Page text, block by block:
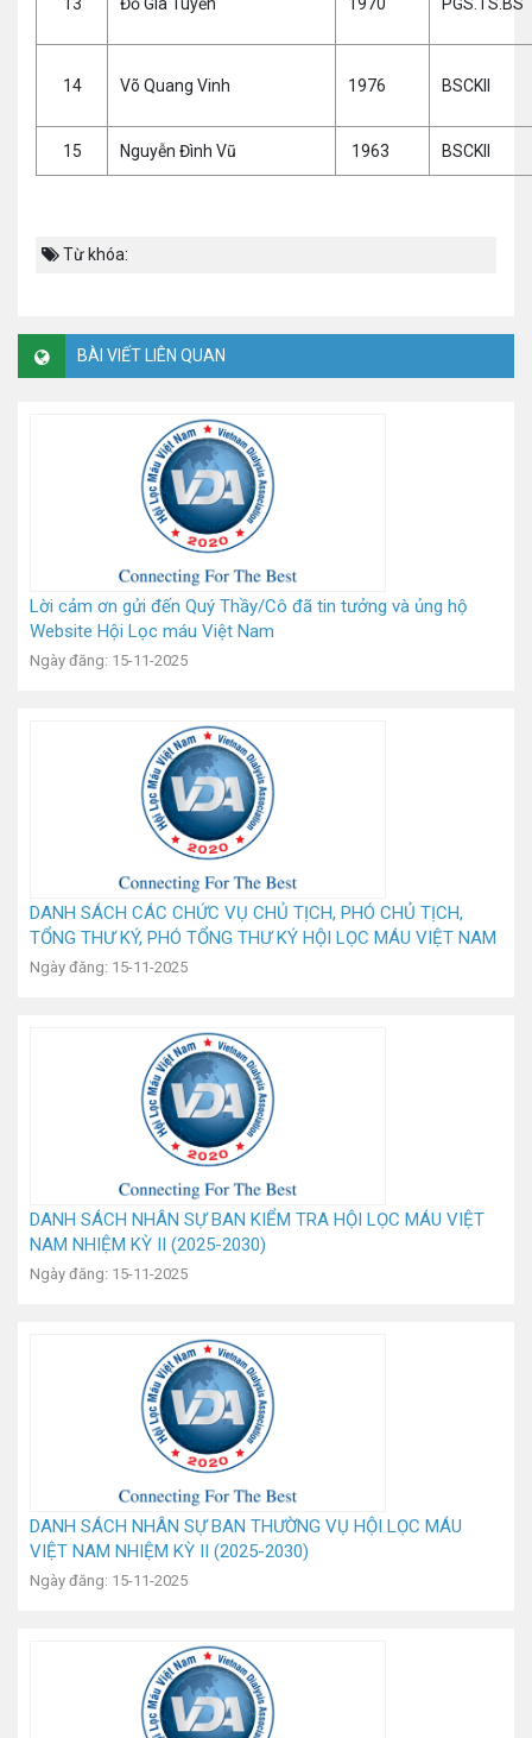
14 Võ Quang Vinh 1976 BSCKII
15 Nguyễn Đình Vũ 1963 BSCKII
Từ khóa:
BÀI VIẾT LIÊN QUAN
Lời cảm ơn gửi đến Quý Thầy/Cô đã tin tưởng và ủng hộ
Website Hội Lọc máu Việt Nam
Ngày đăng: 15-11-2025
DANH SÁCH CÁC CHỨC VỤ CHỦ TỊCH, PHÓ CHỦ TỊCH,
TỔNG THƯ KÝ, PHÓ TỔNG THƯ KÝ HỘI LỌC MÁU VIỆT NAM
NHIỆM KỲ II (2025-2030)
Ngày đăng: 15-11-2025
DANH SÁCH NHÂN SỰ BAN KIỂM TRA HỘI LỌC MÁU VIỆT
NAM NHIỆM KỲ II (2025-2030)
Ngày đăng: 15-11-2025
DANH SÁCH NHÂN SỰ BAN THƯỜNG VỤ HỘI LỌC MÁU
VIỆT NAM NHIỆM KỲ II (2025-2030)
Ngày đăng: 15-11-2025